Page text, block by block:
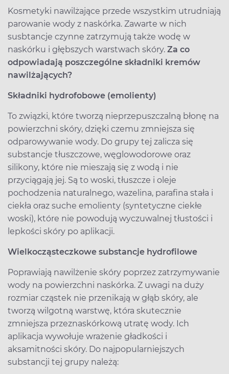
Kosmetyki nawilżające przede wszystkim utrudniają
parowanie wody z naskórka. Zawarte w nich
susbtancje czynne zatrzymują także wodę w
naskórku i głębszych warstwach skóry. Za co
odpowiadają poszczególne składniki kremów
nawilżających?
Składniki hydrofobowe (emolienty)
To związki, które tworzą nieprzepuszczalną błonę na
powierzchni skóry, dzięki czemu zmniejsza się
odparowywanie wody. Do grupy tej zalicza się
substancje tłuszczowe, węglowodorowe oraz
silikony, które nie mieszają się z wodą i nie
przyciągają jej. Są to woski, tłuszcze i oleje
pochodzenia naturalnego, wazelina, parafina stała i
ciekła oraz suche emolienty (syntetyczne ciekłe
woski), które nie powodują wyczuwalnej tłustości i
lepkości skóry po aplikacji.
Wielkocząsteczkowe substancje hydrofilowe
Poprawiają nawilżenie skóry poprzez zatrzymywanie
wody na powierzchni naskórka. Z uwagi na duży
rozmiar cząstek nie przenikają w głąb skóry, ale
tworzą wilgotną warstwę, która skutecznie
zmniejsza przeznaskórkową utratę wody. Ich
aplikacja wywołuje wrażenie gładkości i
aksamitności skóry. Do najpopularniejszych
substancji tej grupy należą: